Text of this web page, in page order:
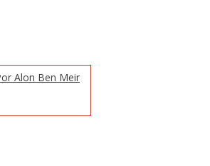
Alon Ben Meir